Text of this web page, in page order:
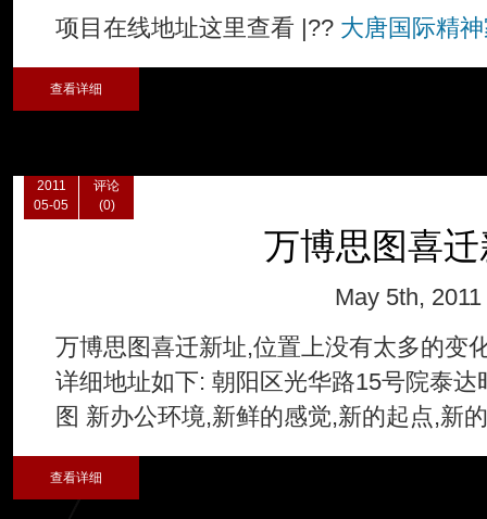
项目在线地址这里查看 |?? 大唐国际精
查看详细
2011
05-05
评论
(0)
万博思图喜
May 5th, 2011
万博思图喜迁新址,位置上没有太多的变
详细地址如下: 朝阳区光华路15号院泰
图 新办公环境,新鲜的感觉,新的起点,新
查看详细